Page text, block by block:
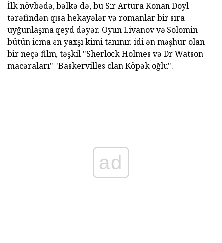
İlk növbədə, bəlkə də, bu Sir Artura Konan Doyl
tərəfindən qısa hekayələr və romanlar bir sıra
uyğunlaşma qeyd dəyər. Oyun Livanov və Solomin
bütün icma ən yaxşı kimi tanınır. idi ən məşhur olan
bir neçə film, təşkil "Sherlock Holmes və Dr Watson
macəraları" "Baskervilles olan Köpək oğlu".
ad